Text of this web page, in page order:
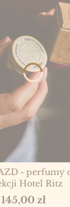
- perfumy
Hotel Ritz
Cena
145,00 zł